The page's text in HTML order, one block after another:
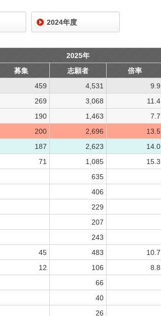
2024年度
2025年
募集
志願者 倍率
459 4,531 9.9
269 3,068 11.4
190 1,463 7.7
200 2,696 13.5
187 2,623 14.0
71 1,085 15.3
635
406
229
207
243
45 483 10.7
12 106 8.8
66
40
26